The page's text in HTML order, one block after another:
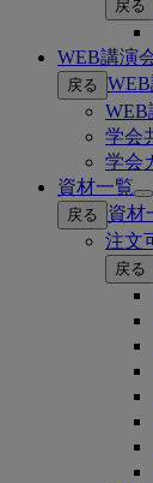
戻る
WEB講演
戻る
WEB
学会
学会
資材一覧
戻る
資材
注文
戻る